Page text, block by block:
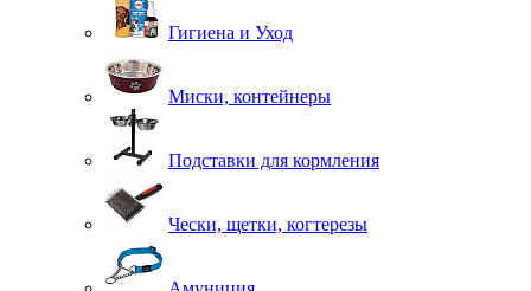
Гигиена и Уход
Миски, контейнеры
Подставки для кормления
Чески, щетки, когтерезы